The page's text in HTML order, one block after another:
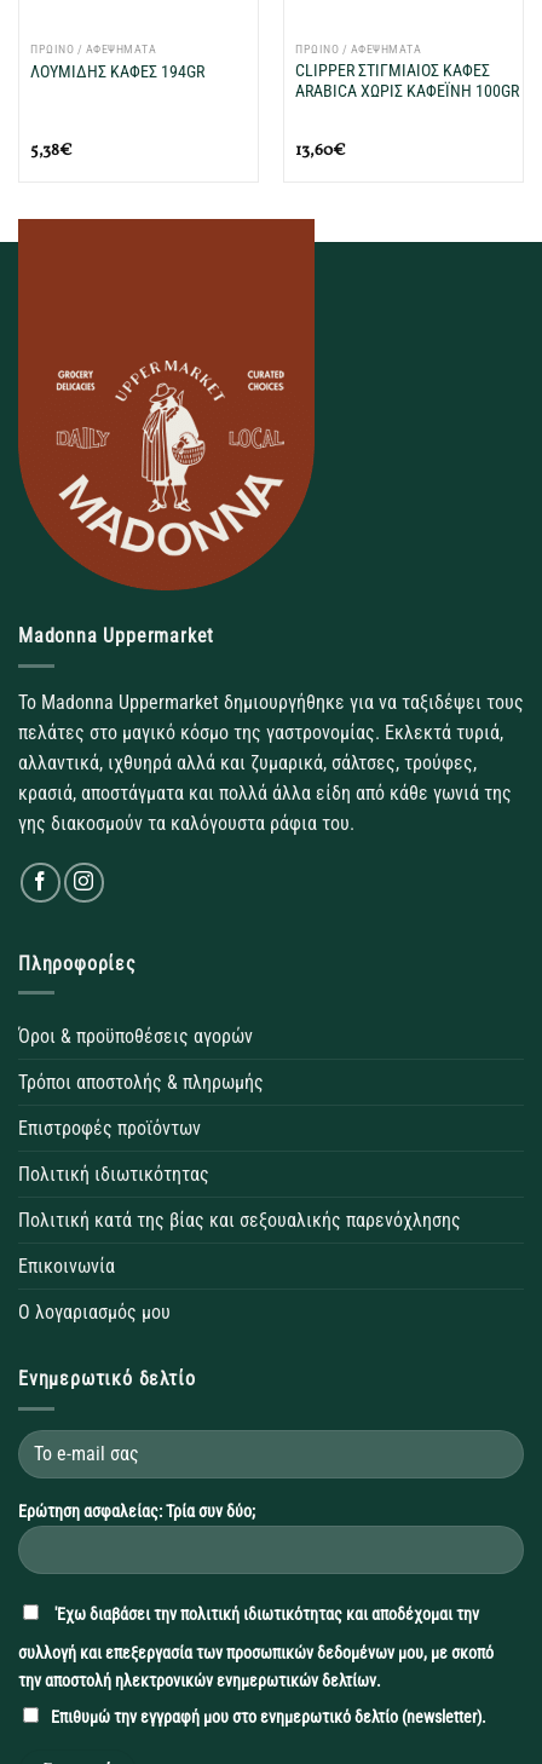
ΠΡΩΙΝΟ / ΑΦΕΨΗΜΑΤΑ
ΛΟΥΜΙΔΗΣ ΚΑΦΕΣ 194GR
5,38€
ΠΡΩΙΝΟ / ΑΦΕΨΗΜΑΤΑ
CLIPPER ΣΤΙΓΜΙΑΙΟΣ ΚΑΦΕΣ
ARABICA ΧΩΡΙΣ ΚΑΦΕΪΝΗ 100GR
13,60€
Madonna Uppermarket
Το Madonna Uppermarket δημιουργήθηκε για να ταξιδέψει τους
πελάτες στο μαγικό κόσμο της γαστρονομίας. Εκλεκτά τυριά,
αλλαντικά, ιχθυηρά αλλά και ζυμαρικά, σάλτσες, τρούφες,
κρασιά, αποστάγματα και πολλά άλλα είδη από κάθε γωνιά της
γης διακοσμούν τα καλόγουστα ράφια του.
Πληροφορίες
Όροι & προϋποθέσεις αγορών
Τρόποι αποστολής & πληρωμής
Επιστροφές προϊόντων
Πολιτική ιδιωτικότητας
Πολιτική κατά της βίας και σεξουαλικής παρενόχλησης
Επικοινωνία
Ο λογαριασμός μου
Ενημερωτικό δελτίο
Ερώτηση ασφαλείας: Τρία συν δύο;
'Εχω διαβάσει τηνπολιτική ιδιωτικότητας και αποδέχομαι την
συλλογή και επεξεργασία των προσωπικών δεδομένων μου, με σκοπό
την αποστολή ηλεκτρονικών ενημερωτικών δελτίων.
Επιθυμώ την εγγραφή μου στο ενημερωτικό δελτίο (newsletter).